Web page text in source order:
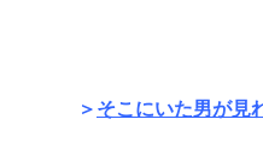
＞ そこにいた男が見